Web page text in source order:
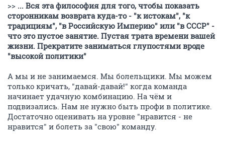
>> ... Вся эта философия для того, чтобы показать
сторонникам возврата куда-то - "к истокам", "к
традициям", "в Российскую Империю" или "в СССР" -
что это пустое занятие. Пустая трата времени вашей
жизни. Прекратите заниматься глупостями вроде
"высокой политики"
А мы и не занимаемся. Мы болельщики. Мы можем
только кричать, "давай-давай!" когда команда
начинает удачную комбинацию. На чём и
подвизались. Нам не нужно быть профи в политике.
Достаточно оценивать на уровне "нравится - не
нравится" и болеть за "свою" команду.